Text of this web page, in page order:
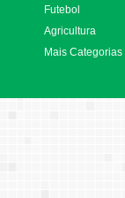
Futebol
Agricultura
Mais Categorias